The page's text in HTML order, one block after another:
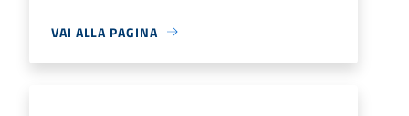
VAI ALLA PAGINA